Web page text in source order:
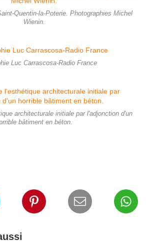
Quentin-la-Poterie. Photographies Michel
Wienin.
Luc Carrascosa-Radio France
architecturale initiale par l'adjonction d'un
bâtiment en béton.